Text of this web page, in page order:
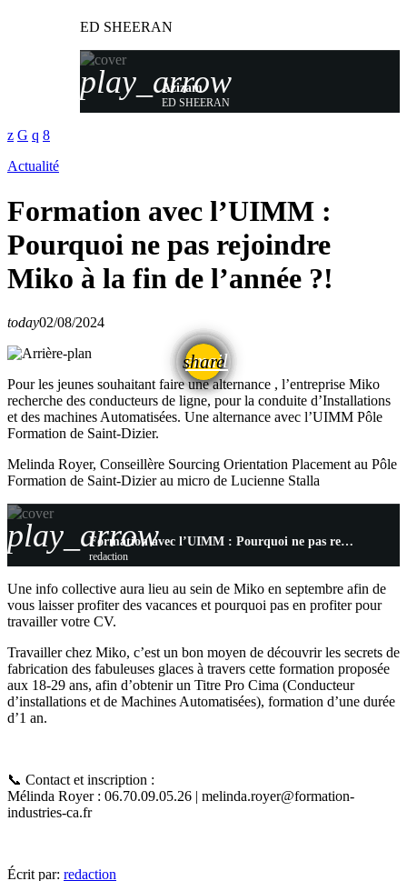
ED SHEERAN
play_arrow
Azizam
ED SHEERAN
Actualité
Formation avec l’UIMM :
Pourquoi ne pas rejoindre
Miko à la fin de l’année ?!
today02/08/2024
share
email
Pour les jeunes souhaitant faire une alternance , l’entreprise Miko
recherche des conducteurs de ligne, pour la conduite d’Installations
et des machines Automatisées. Une alternance avec l’UIMM Pôle
Formation de Saint-Dizier.
Melinda Royer, Conseillère Sourcing Orientation Placement au Pôle
Formation de Saint-Dizier au micro de Lucienne Stalla
play_arrow Formation avec l’UIMM : Pourquoi ne pas rejoindre Miko à la fin de l’année ?!
redaction
Une info collective aura lieu au sein de Miko en septembre afin de
vous laisser profiter des vacances et pourquoi pas en profiter pour
travailler votre CV.
Travailler chez Miko, c’est un bon moyen de découvrir les secrets de
fabrication des fabuleuses glaces à travers cette formation proposée
aux 18-29 ans, afin d’obtenir un Titre Pro Cima (Conducteur
d’installations et de Machines Automatisées), formation d’une durée
d’1 an.
📞 Contact et inscription :
Mélinda Royer : 06.70.09.05.26 | melinda.royer@formation-
industries-ca.fr
Écrit par: redaction